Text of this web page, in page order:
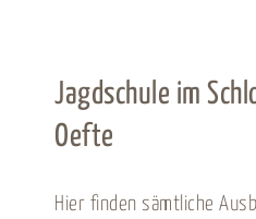
Jagdschule im
Oefte
Hier finden sämtliche